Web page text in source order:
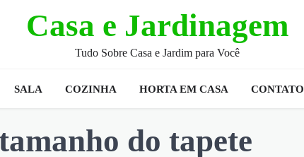
Casa e Jardinagem
Tudo Sobre Casa e Jardim para Você
SALA COZINHA HORTA EM CASA CONTATO
do tapete